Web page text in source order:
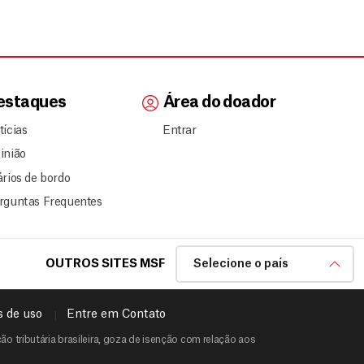
de bordo
Frequentes
Área do doador
Entrar
OUTROS SITES MSF Selecione o país
de uso Entre em Contato
tributária brasileira, goza de isenção com relação aos